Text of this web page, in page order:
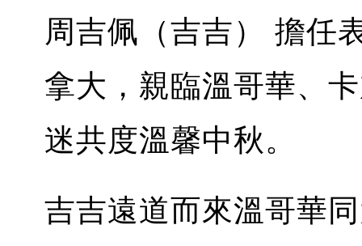
周吉佩（吉吉） 擔任
拿大，親臨溫哥華、
迷共度溫馨中秋。
吉吉遠道而來溫哥華